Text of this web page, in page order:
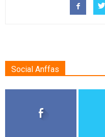
Social Anffas